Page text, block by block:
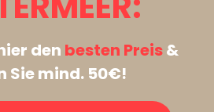
den besten Preis&
Sie mind. 50€!